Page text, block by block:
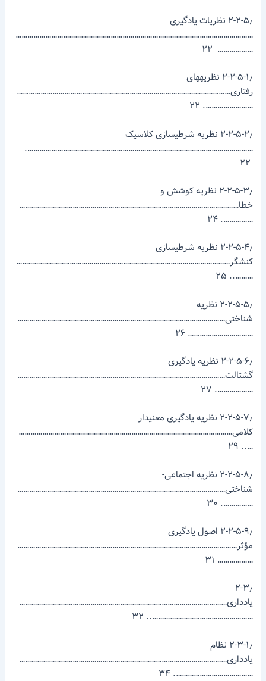
۲-۲-۵٫ نظریات یادگیری
…………………………………………………………………………………………………………
……………… ۲۲
۲-۲-۵-۱٫ نظریه­های
رفتاری………………………………………………………………………………………………
……………………. ۲۲
۲-۲-۵-۲٫ نظریه شرطی­سازی کلاسیک
…………………………………………………………………………………………………….
۲-۲-۵-۳٫ نظریه کوشش و
خطا…………………………………………………………………………………………………
……………. ۲۴
۲-۲-۵-۴٫ نظریه شرطی­سازی
کنشگر………………………………………………………………………………………………
……….. ۲۵
۲-۲-۵-۵٫ نظریه
شناختی……………………………………………………………………………………………
…………………………… ۲۶
۲-۲-۵-۶٫ نظریه یادگیری
گشتالت……………………………………………………………………………………………
………………. ۲۷
۲-۲-۵-۷٫ نظریه یادگیری معنی­دار
کلامی………………………………………………………………………………………………
….. ۲۹
۲-۲-۵-۸٫ نظریه اجتماعی-
شناختی……………………………………………………………………………………………
……………. ۳۰
۲-۲-۵-۹٫ اصول یادگیری
مؤثر…………………………………………………………………………………………………
……………… ۳۱
۲-۳٫
یادداری……………………………………………………………………………………………
…………………………………………….. ۳۲
۲-۳-۱٫ نظام
یادداری……………………………………………………………………………………………
…………………………………. ۳۴